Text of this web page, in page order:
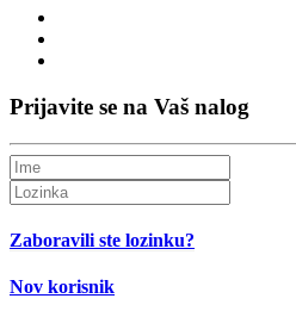
Prijavite se na Vaš nalog
Zaboravili ste lozinku?
Nov korisnik